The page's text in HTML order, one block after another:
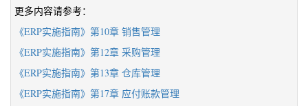
更多内容请参考：
《ERP实施指南》第10章 销售管理
《ERP实施指南》第12章 采购管理
《ERP实施指南》第13章 仓库管理
《ERP实施指南》第17章 应付账款管理